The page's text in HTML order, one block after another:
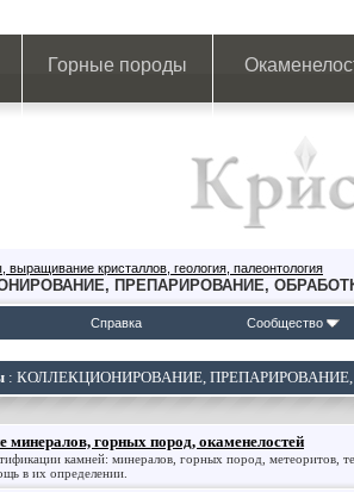
Горные породы
кристаллов, геология, палеонтология
ПРЕПАРИРОВАНИЕ,
Справка Сообщество
: КОЛЛЕКЦИОНИРОВАНИЕ, ПРЕПАРИРОВАНИЕ,
минералов, горных пород, окаменелостей
камней: минералов, горных пород, метеоритов,
в их определении.